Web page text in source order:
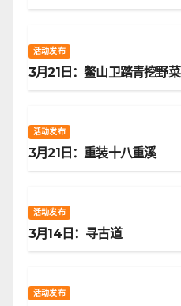
活动发布
3月21日：鳌山卫踏青挖野菜
活动发布
3月21日：重装十八重溪
活动发布
3月14日：寻古道
活动发布